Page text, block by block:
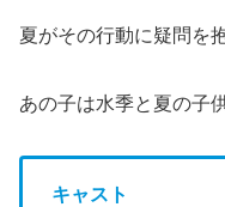
夏がその行動に疑問を
あの子は水季と夏の子
キャスト